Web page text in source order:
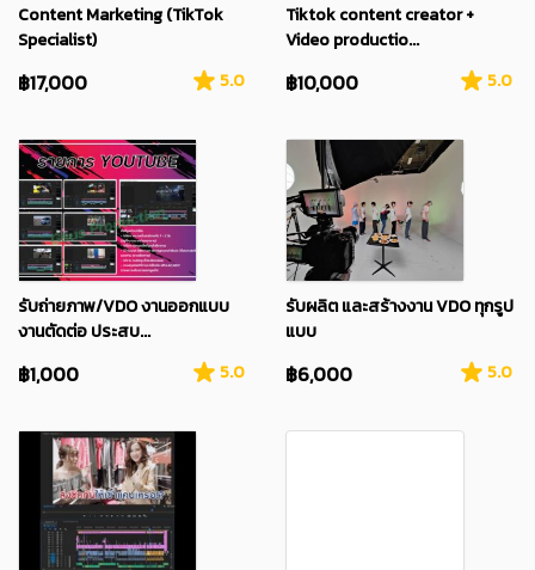
Content Marketing (TikTok
Specialist)
฿17,000 5.0
Tiktok content creator +
Video productio...
฿10,000 5.0
รับถ่ายภาพ/VDO งานออกแบบ
งานตัดต่อ ประสบ...
฿1,000 5.0
รับผลิต และสร้างงาน VDO ทุกรูป
แบบ
฿6,000 5.0